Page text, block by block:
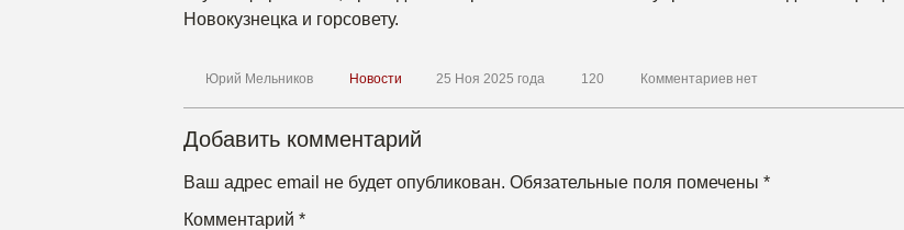
Новокузнецка и горсовету.
Юрий Мельников Новости 25 Ноя 2025 года 120 Комментариев нет
Добавить комментарий
Ваш адрес email не будет опубликован. Обязательные поля помечены *
Комментарий *